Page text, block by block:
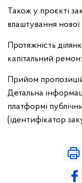
Також у проєкті
влаштування нової
Протяжність
капітальний
Прийом
Детальна
платформі
(ідентифікатор